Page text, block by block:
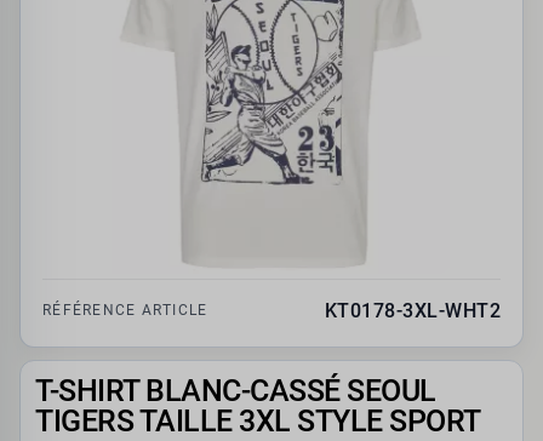
RÉFÉRENCE ARTICLE KT0178-3XL-WHT2
T-SHIRT BLANC-CASSÉ SEOUL
TIGERS TAILLE 3XL STYLE SPORT